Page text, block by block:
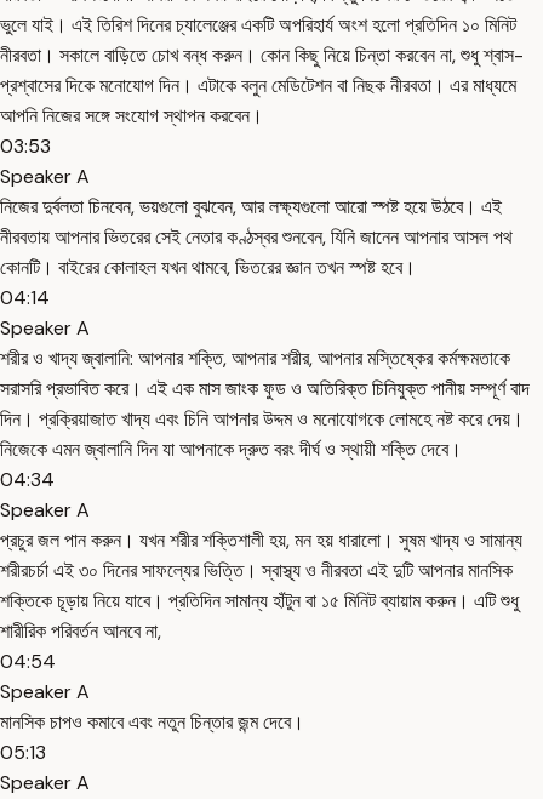
ভুলে যাই। এই তিরিশ দিনের চ্যালেঞ্জের একটি অপরিহার্য অংশ হলো প্রতিদিন ১০ মিনিট
নীরবতা। সকালে বাড়িতে চোখ বন্ধ করুন। কোন কিছু নিয়ে চিন্তা করবেন না, শুধু শ্বাস-
প্রশ্বাসের দিকে মনোযোগ দিন। এটাকে বলুন মেডিটেশন বা নিছক নীরবতা। এর মাধ্যমে
আপনি নিজের সঙ্গে সংযোগ স্থাপন করবেন।
03:53
Speaker A
নিজের দুর্বলতা চিনবেন, ভয়গুলো বুঝবেন, আর লক্ষ্যগুলো আরো স্পষ্ট হয়ে উঠবে। এই
নীরবতায় আপনার ভিতরের সেই নেতার কণ্ঠস্বর শুনবেন, যিনি জানেন আপনার আসল পথ
কোনটি। বাইরের কোলাহল যখন থামবে, ভিতরের জ্ঞান তখন স্পষ্ট হবে।
04:14
Speaker A
শরীর ও খাদ্য জ্বালানি: আপনার শক্তি, আপনার শরীর, আপনার মস্তিষ্কের কর্মক্ষমতাকে
সরাসরি প্রভাবিত করে। এই এক মাস জাংক ফুড ও অতিরিক্ত চিনিযুক্ত পানীয় সম্পূর্ণ বাদ
দিন। প্রক্রিয়াজাত খাদ্য এবং চিনি আপনার উদ্দম ও মনোযোগকে লোমহে নষ্ট করে দেয়।
নিজেকে এমন জ্বালানি দিন যা আপনাকে দ্রুত বরং দীর্ঘ ও স্থায়ী শক্তি দেবে।
04:34
Speaker A
প্রচুর জল পান করুন। যখন শরীর শক্তিশালী হয়, মন হয় ধারালো। সুষম খাদ্য ও সামান্য
শরীরচর্চা এই ৩০ দিনের সাফল্যের ভিত্তি। স্বাস্থ্য ও নীরবতা এই দুটি আপনার মানসিক
শক্তিকে চূড়ায় নিয়ে যাবে। প্রতিদিন সামান্য হাঁটুন বা ১৫ মিনিট ব্যায়াম করুন। এটি শুধু
শারীরিক পরিবর্তন আনবে না,
04:54
Speaker A
মানসিক চাপও কমাবে এবং নতুন চিন্তার জন্ম দেবে।
05:13
Speaker A